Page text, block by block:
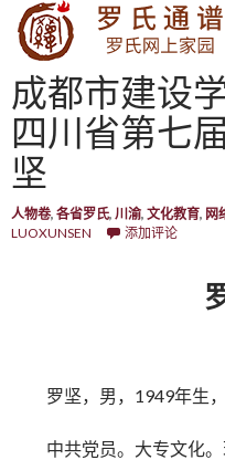
SKIP TO CONTENT
成都市建设
四川省第七
坚
人物卷, 各省罗氏, 川渝, 文化教育, 网
LUOXUNSEN
添加评论
罗坚，男，1949年生
中共党员。大专文化